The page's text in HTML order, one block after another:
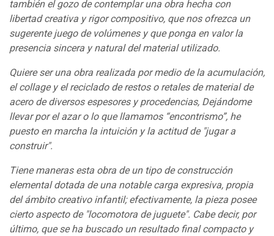
también el gozo de contemplar una obra hecha con
libertad creativa y rigor compositivo, que nos ofrezca un
sugerente juego de volúmenes y que ponga en valor la
presencia sincera y natural del material utilizado.
Quiere ser una obra realizada por medio de la acumulación,
el collage y el reciclado de restos o retales de material de
acero de diversos espesores y procedencias, Dejándome
llevar por el azar o lo que llamamos “encontrismo”, he
puesto en marcha la intuición y la actitud de "jugar a
construir".
Tiene maneras esta obra de un tipo de construcción
elemental dotada de una notable carga expresiva, propia
del ámbito creativo infantil; efectivamente, la pieza posee
cierto aspecto de "locomotora de juguete". Cabe decir, por
último, que se ha buscado un resultado final compacto y